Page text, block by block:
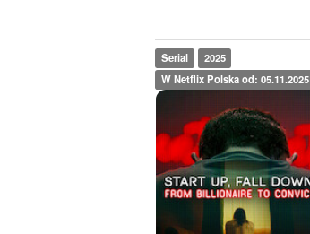
Serial
2025
W Netflix Polska od: 05.11.2025